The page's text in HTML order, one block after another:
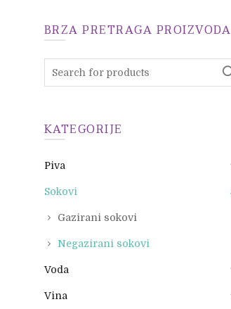
BRZA PRETRAGA PROIZVODA
KATEGORIJE
Piva
Sokovi
Gazirani sokovi
Negazirani sokovi
Voda
Vina